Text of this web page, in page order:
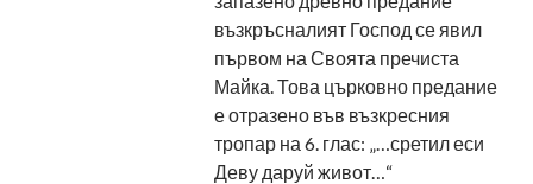
възкръсналият Господ се явил
първом на Своята пречиста
Майка. Това църковно предание
е отразено във възкресния
тропар на 6. глас: „…сретил еси
Деву даруй живот…“